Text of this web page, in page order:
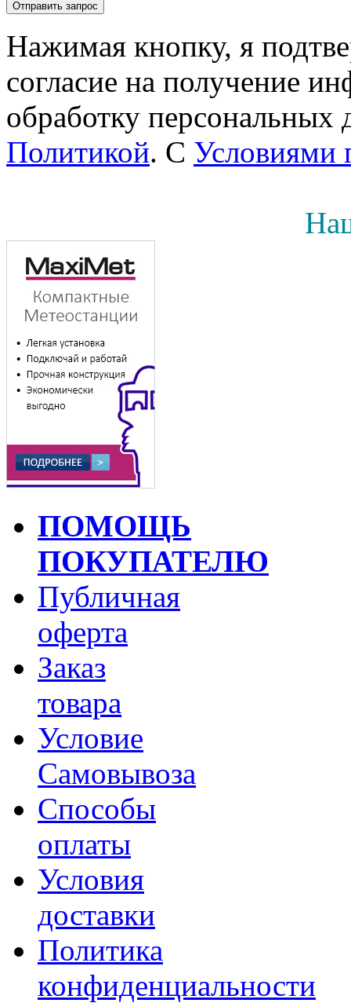
Нажимая кнопку, я
согласие на получение
обработку персональных
Политикой. С Условиями
ПОМОЩЬ
ПОКУПАТЕЛЮ
Публичная
оферта
Заказ
товара
Условие
Самовывоза
Способы
оплаты
Условия
доставки
Политика
конфиденциальности